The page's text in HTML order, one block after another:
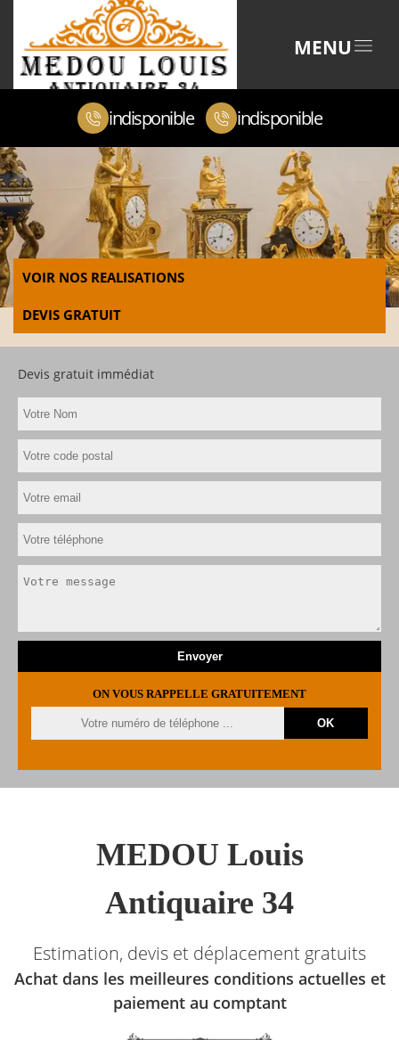
MENU
indisponible indisponible
VOIR NOS REALISATIONS
DEVIS GRATUIT
Devis gratuit immédiat
ON VOUS RAPPELLE GRATUITEMENT
MEDOU Louis
Antiquaire 34
Estimation, devis et déplacement gratuits
Achat dans les meilleures conditions actuelles et
paiement au comptant